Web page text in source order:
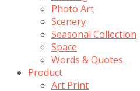
Photo Art
Scenery
Seasonal Collection
Space
Words & Quotes
Product
Art Print